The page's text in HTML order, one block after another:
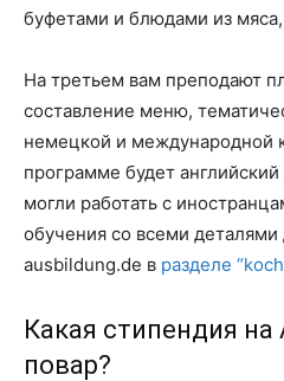
буфетами и блюдами из
На третьем вам преподают
составление меню,
немецкой и международной
программе будет
могли работать с
обучения со всеми деталями
ausbildung.de в разделе
Какая стипендия на
повар?